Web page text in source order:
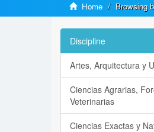
Home Browsing
Discipline
Artes, Arquitectura y
Ciencias Agrarias,
Veterinarias
Ciencias Exactas y